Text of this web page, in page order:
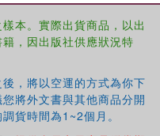
help students evaluate
from modern
constructing their own
本。實際出貨商品，以出
，因出版社供應狀況特
，將以空運的方式為你下
將外文書與其他商品分開
貨時間為1~2個月。